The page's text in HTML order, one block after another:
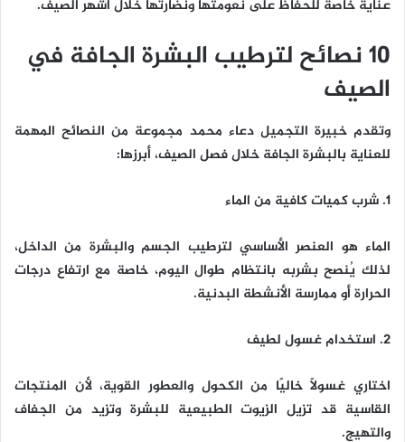
عناية خاصة للحفاظ على نعومتها ونضارتها خلال أشهر الصيف.
10 نصائح لترطيب البشرة الجافة في
الصيف
وتقدم خبيرة التجميل دعاء محمد مجموعة من النصائح المهمة
للعناية بالبشرة الجافة خلال فصل الصيف، أبرزها:
1. شرب كميات كافية من الماء
الماء هو العنصر الأساسي لترطيب الجسم والبشرة من الداخل،
لذلك يُنصح بشربه بانتظام طوال اليوم، خاصة مع ارتفاع درجات
الحرارة أو ممارسة الأنشطة البدنية.
2. استخدام غسول لطيف
اختاري غسولًا خاليًا من الكحول والعطور القوية، لأن المنتجات
القاسية قد تزيل الزيوت الطبيعية للبشرة وتزيد من الجفاف
والتهيج.